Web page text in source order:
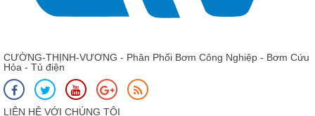
CƯỜNG-THỊNH-VƯƠNG - Phân Phối Bơm Công Nghiệp - Bơm Cứu
Hỏa - Tủ điện
LIÊN HỆ VỚI CHÚNG TÔI